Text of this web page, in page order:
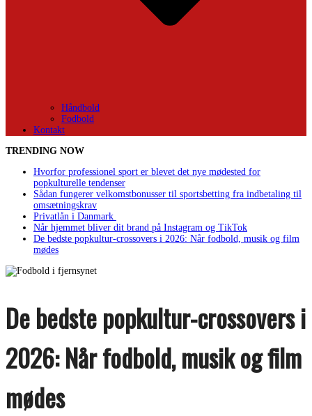
Håndbold
Fodbold
Kontakt
TRENDING NOW
Hvorfor professionel sport er blevet det nye mødested for
popkulturelle tendenser
Sådan fungerer velkomstbonusser til sportsbetting fra indbetaling til
omsætningskrav
Privatlån i Danmark
Når hjemmet bliver dit brand på Instagram og TikTok
De bedste popkultur-crossovers i 2026: Når fodbold, musik og film
mødes
De bedste popkultur-crossovers i
2026: Når fodbold, musik og film
mødes